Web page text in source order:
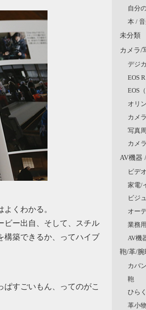
くわかる。
ビー出自、そして、スチル
構築できるか、ってハイブ
すごいもん、ってのがこ
自分
本 /
未分類
カメラ/
デジ
EOS
EOS
オリ
カメ
写真
カメ
AV機器
ビデ
家電/
ビジ
オー
業務
AV機
鞄/革/腕
カバ
鞄
ひら
革小物